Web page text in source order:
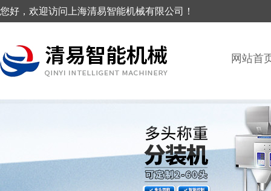
您好，欢迎访问上海清易智能机械有限公司！
网站首